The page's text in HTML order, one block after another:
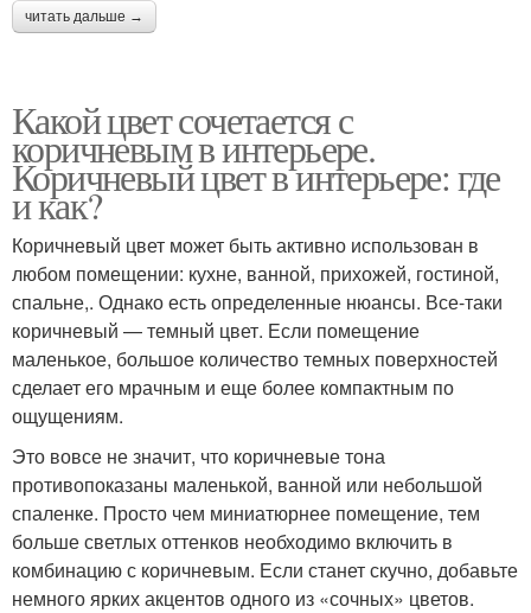
читать дальше →
Какой цвет сочетается с
коричневым в интерьере.
Коричневый цвет в интерьере: где
и как?
Коричневый цвет может быть активно использован в
любом помещении: кухне, ванной, прихожей, гостиной,
спальне,. Однако есть определенные нюансы. Все-таки
коричневый — темный цвет. Если помещение
маленькое, большое количество темных поверхностей
сделает его мрачным и еще более компактным по
ощущениям.
Это вовсе не значит, что коричневые тона
противопоказаны маленькой, ванной или небольшой
спаленке. Просто чем миниатюрнее помещение, тем
больше светлых оттенков необходимо включить в
комбинацию с коричневым. Если станет скучно, добавьте
немного ярких акцентов одного из «сочных» цветов.